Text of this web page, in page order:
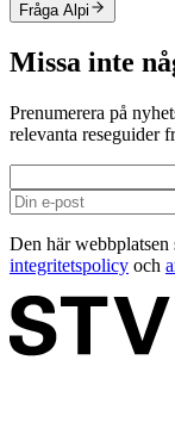
Fråga Alpi
Missa inte
Prenumerera på
relevanta reseguider
Den här
integritetspolicy och